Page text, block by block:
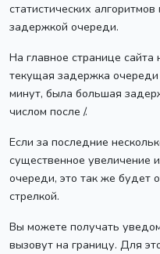
статистических
задержкой очереди.
На главное странице сайта
текущая задержка
минут, была большая
числом после /.
Если за последние
существенное увеличение
очереди, это так же будет
стрелкой.
Вы можете получать
вызовут на границу. Для